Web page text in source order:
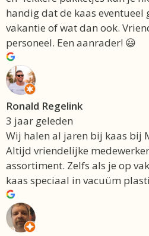
handig dat de kaas eventueel
vakantie of wat dan ook.
personeel. Een aanrader! 😃
Ronald Regelink
3 jaar geleden
Wij halen al jaren bij kaas bij
Altijd vriendelijke
assortiment. Zelfs als je op
kaas speciaal in vacuüm